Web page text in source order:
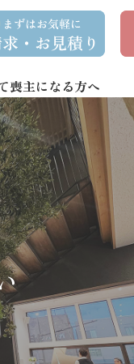
事
談
喪主になる方へ